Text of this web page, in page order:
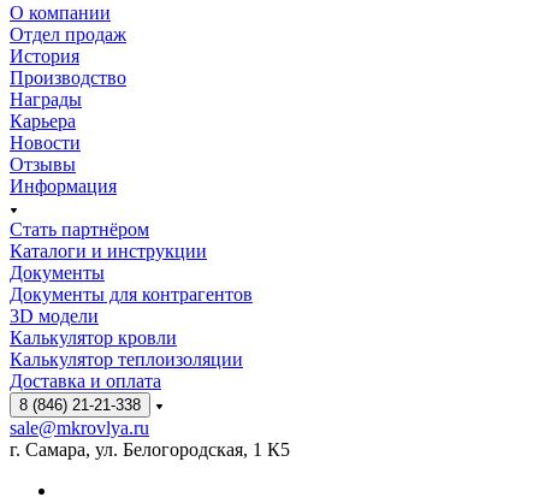
О компании
Отдел продаж
История
Производство
Награды
Карьера
Новости
Отзывы
Информация
Стать партнёром
Каталоги и инструкции
Документы
Документы для контрагентов
3D модели
Калькулятор кровли
Калькулятор теплоизоляции
Доставка и оплата
8 (846) 21-21-338
sale@mkrovlya.ru
г. Самара, ул. Белогородская, 1 К5